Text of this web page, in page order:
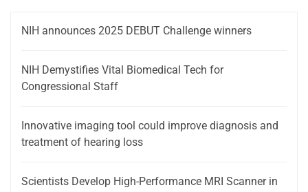
NIH announces 2025 DEBUT Challenge winners
NIH Demystifies Vital Biomedical Tech for
Congressional Staff
Innovative imaging tool could improve diagnosis and
treatment of hearing loss
Scientists Develop High-Performance MRI Scanner in